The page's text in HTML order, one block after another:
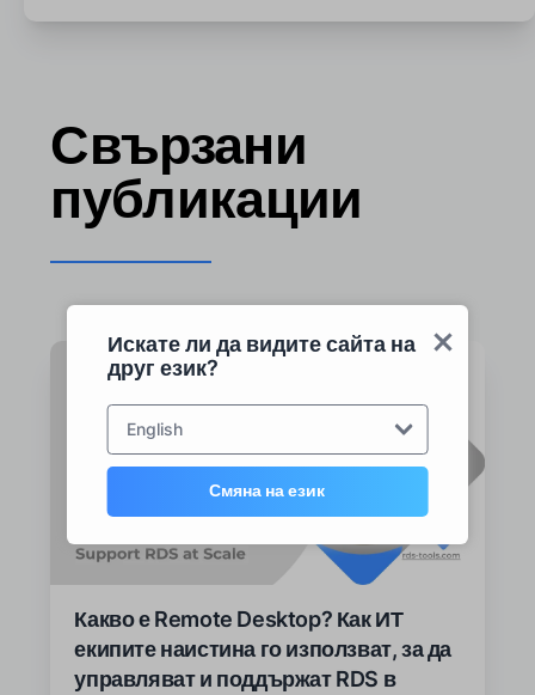
Искате ли да видите сайта на
друг език?
English
Смяна на език
Свързани
публикации
Какво е Remote Desktop? Как ИТ
екипите наистина го използват, за да
управляват и поддържат RDS в